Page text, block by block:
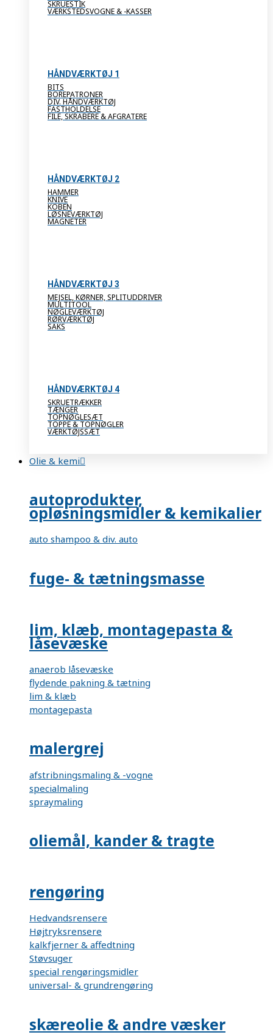
SKRUESTIK
VÆRKSTEDSVOGNE & -KASSER
HÅNDVÆRKTØJ 1
BITS
BOREPATRONER
DIV. HÅNDVÆRKTØJ
FASTHOLDELSE
FILE, SKRABERE & AFGRATERE
HÅNDVÆRKTØJ 2
HAMMER
KNIVE
KOBEN
LØSNEVÆRKTØJ
MAGNETER
HÅNDVÆRKTØJ 3
MEJSEL, KØRNER, SPLITUDDRIVER
MULTITOOL
NØGLEVÆRKTØJ
RØRVÆRKTØJ
SAKS
HÅNDVÆRKTØJ 4
SKRUETRÆKKER
TÆNGER
TOPNØGLESÆT
TOPPE & TOPNØGLER
VÆRKTØJSSÆT
Olie & kemi
autoprodukter,
opløsningsmidler & kemikalier
auto shampoo & div. auto
fuge- & tætningsmasse
lim, klæb, montagepasta &
låsevæske
anaerob låsevæske
flydende pakning & tætning
lim & klæb
montagepasta
malergrej
afstribningsmaling & -vogne
specialmaling
spraymaling
oliemål, kander & tragte
rengøring
Hedvandsrensere
Højtryksrensere
kalkfjerner & affedtning
Støvsuger
special rengøringsmidler
universal- & grundrengøring
skæreolie & andre væsker